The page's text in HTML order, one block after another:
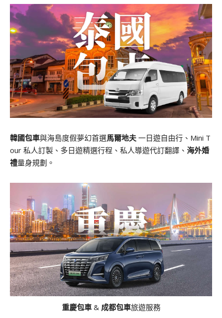
韓國包車與海島度假夢幻首選馬爾地夫 一日遊自由行、Mini T
our 私人訂製、多日遊精選行程、私人導遊代訂翻譯、 海外婚
禮量身規劃。
重慶包車& 成都包車旅遊服務